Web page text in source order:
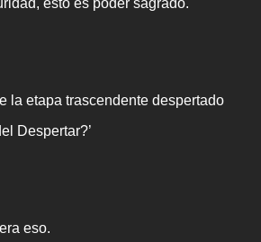
esto es poder sagrado.
la etapa trascendente despertado
Despertar?’
eso.